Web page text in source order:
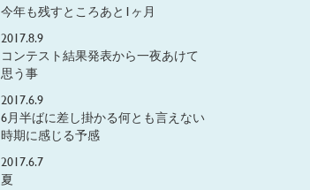
今年も残すところあと1ヶ月
2017.8.9
コンテスト結果発表から一夜あけて
思う事
2017.6.9
6月半ばに差し掛かる何とも言えない
時期に感じる予感
2017.6.7
夏